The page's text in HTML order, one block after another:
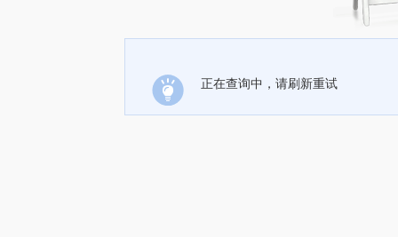
正在查询中，请刷新重试